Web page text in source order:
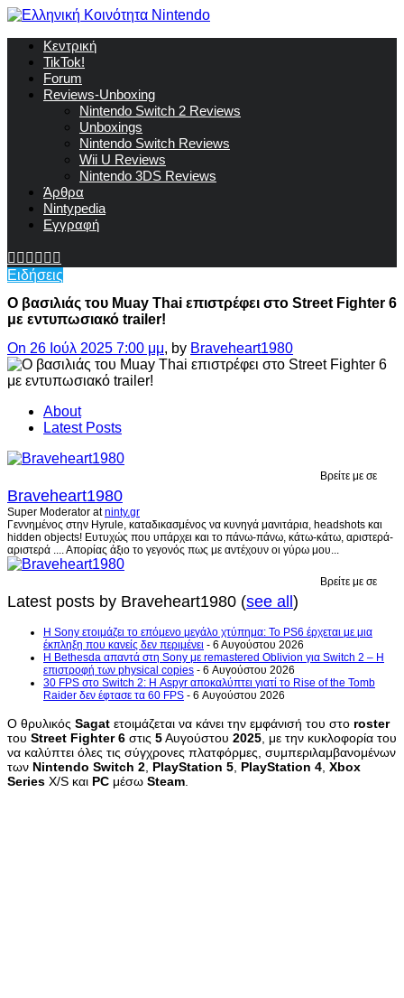
Κεντρική
TikTok!
Forum
Reviews-Unboxing
Nintendo Switch 2 Reviews
Unboxings
Nintendo Switch Reviews
Wii U Reviews
Nintendo 3DS Reviews
Άρθρα
Nintypedia
Εγγραφή
Ειδήσεις
Ο βασιλιάς του Muay Thai επιστρέφει στο Street Fighter 6
με εντυπωσιακό trailer!
On 26 Ιούλ 2025 7:00 μμ, by Braveheart1980
About
Latest Posts
Βρείτε με σε
Braveheart1980
Super Moderator atninty.gr
Γεννημένος στην Hyrule, καταδικασμένος να κυνηγά μανιτάρια, headshots και
hidden objects! Ευτυχώς που υπάρχει και το πάνω-πάνω, κάτω-κάτω, αριστερά-
αριστερά .... Απορίας άξιο το γεγονός πως με αντέχουν οι γύρω μου...
Βρείτε με σε
Latest posts by Braveheart1980 (see all)
Η Sony ετοιμάζει το επόμενο μεγάλο χτύπημα: Το PS6 έρχεται με μια
έκπληξη που κανείς δεν περιμένει - 6 Αυγούστου 2026
Η Bethesda απαντά στη Sony με remastered Oblivion για Switch 2 – Η
επιστροφή των physical copies - 6 Αυγούστου 2026
30 FPS στο Switch 2: Η Aspyr αποκαλύπτει γιατί το Rise of the Tomb
Raider δεν έφτασε τα 60 FPS - 6 Αυγούστου 2026
Ο θρυλικός Sagat ετοιμάζεται να κάνει την εμφάνισή του στο roster
του Street Fighter 6 στις 5Αυγούστου 2025 , με την κυκλοφορία του
να καλύπτει όλες τις σύγχρονες πλατφόρμες, συμπεριλαμβανομένων
των Nintendo Switch 2 PlayStation 5 PlayStation 4 Xbox
Series X/S και PC μέσω Steam